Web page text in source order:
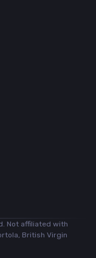
Not affiliated with
British Virgin